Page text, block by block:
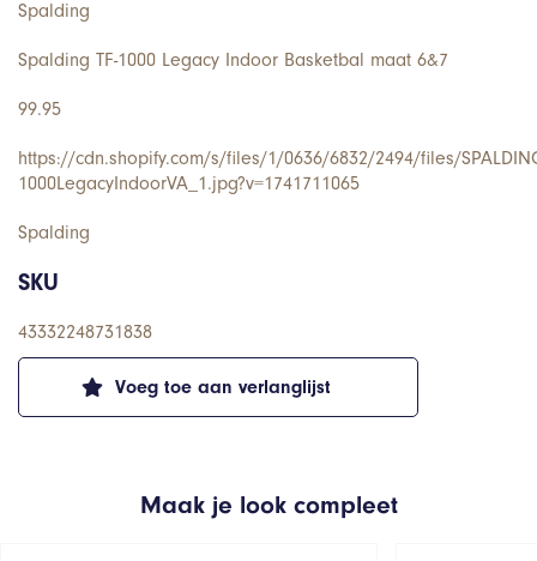
Voeg toe aan verlanglijst
Spalding
Spalding TF-1000 Legacy Indoor Basketbal maat 6&7
99.95
https://cdn.shopify.com/s/files/1/0636/6832/2494/files/
1000LegacyIndoorVA_1.jpg?v=1741711065
Spalding
SKU
43332248731838
Maak je look compleet